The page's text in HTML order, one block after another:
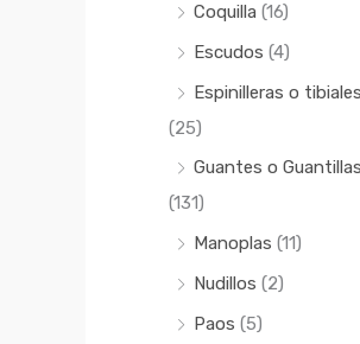
Coquilla (16)
Escudos (4)
Espinilleras o tibiales
(25)
Guantes o Guantillas
(131)
Manoplas (11)
Nudillos (2)
Paos (5)